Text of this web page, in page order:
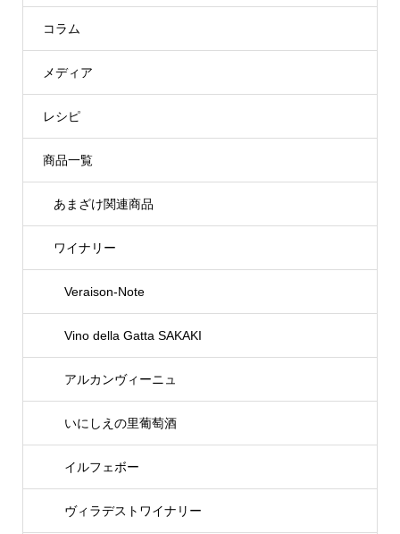
コラム
メディア
レシピ
商品一覧
あまざけ関連商品
ワイナリー
Veraison-Note
Vino della Gatta SAKAKI
アルカンヴィーニュ
いにしえの里葡萄酒
イルフェボー
ヴィラデストワイナリー